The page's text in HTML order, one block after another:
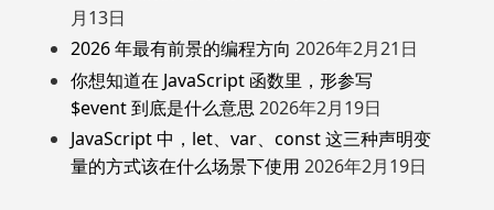
月13日
2026 年最有前景的编程方向 2026年2月21日
你想知道在 JavaScript 函数里，形参写
$event 到底是什么意思 2026年2月19日
JavaScript 中，let、var、const 这三种声明变
量的方式该在什么场景下使用 2026年2月19日